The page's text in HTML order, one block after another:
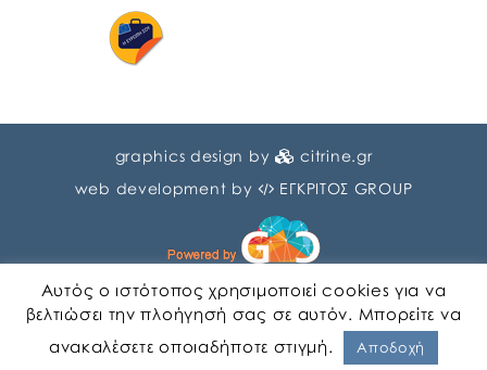
graphics design by
citrine.gr
web development by
ΕΓΚΡΙΤΟΣ GROUP
Αυτός ο ιστότοπος χρησιμοποιεί cookies για να
βελτιώσει την πλοήγησή σας σε αυτόν. Μπορείτε να
ανακαλέσετε οποιαδήποτε στιγμή.
Αποδοχή
Αγγλικα Ελληνικα